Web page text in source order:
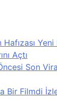
Açtı
Son
Bir Filmdi